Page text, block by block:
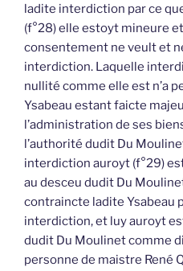
ladite interdiction par ce
(f°28) elle estoyt mineure
consentement ne veult et
interdiction. Laquelle
nullité comme elle est n’a
Ysabeau estant faicte
l’administration de ses
l’authorité dudit Du
interdiction auroyt (f°29)
au desceu dudit Du
contraincte ladite Ysabeau
interdiction, et luy auroyt
dudit Du Moulinet comme
personne de maistre René